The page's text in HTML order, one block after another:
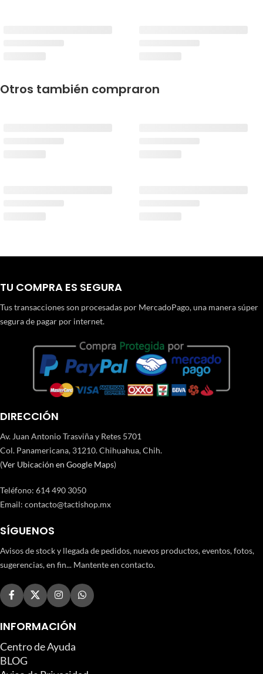
Otros también compraron
TU COMPRA ES SEGURA
Tus transacciones son procesadas por MercadoPago, una manera súper
segura de pagar por internet.
DIRECCIÓN
Av. Juan Antonio Trasviña y Retes 5701
Col. Panamericana, 31210. Chihuahua, Chih.
(Ver Ubicación en Google Maps)
Teléfono: 614 490 3050
Email: contacto@tactishop.mx
SÍGUENOS
Avisos de stock y llegada de pedidos, nuevos productos, eventos, fotos,
sugerencias, en fin... Mantente en contacto.
INFORMACIÓN
Centro de Ayuda
BLOG